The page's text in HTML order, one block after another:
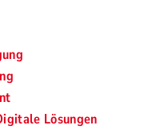
Lösungen